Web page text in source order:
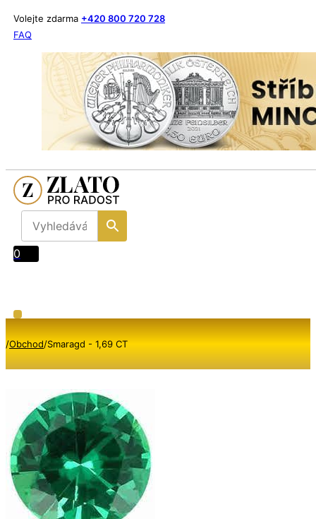
Volejte zdarma +420 800 720 728
FAQ
0
/Obchod/Smaragd - 1,69 CT